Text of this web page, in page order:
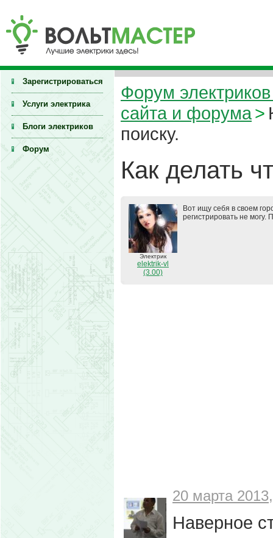
Зарегистрироваться
Услуги электрика
Блоги электриков
Форум
Форум электриков
сайта и форума>
поиску.
Как делать
Электрик
elektrik-vl
(3.00)
Вот ищу себя в своем
регистрировать не могу.
20 марта
Наверное